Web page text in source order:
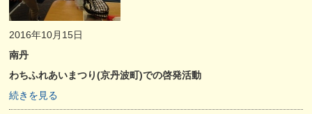
2016年10月15日
南丹
わちふれあいまつり(京丹波町)での啓発活動
続きを見る